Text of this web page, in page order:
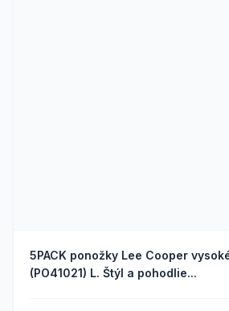
5PACK ponožky Lee Cooper
(PO41021) L. Štýl a pohodlie...